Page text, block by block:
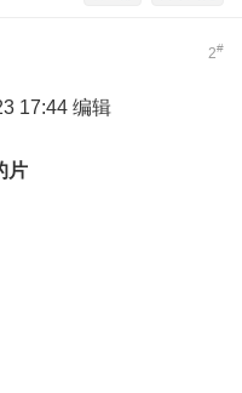
2#
17:44 编辑
片